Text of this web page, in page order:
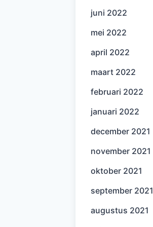
juni 2022
mei 2022
april 2022
maart 2022
februari 2022
januari 2022
december 2021
november 2021
oktober 2021
september 2021
augustus 2021